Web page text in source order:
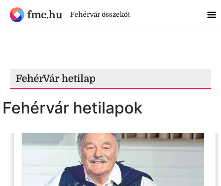
fmc.hu Fehérvár összeköt
FehérVár hetilap
Fehérvár hetilapok